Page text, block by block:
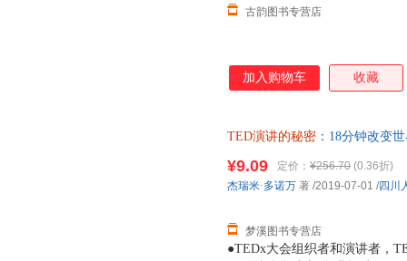
古韵图书专营店
加入购物车 收藏
TED演讲的秘密 ：18分钟改变
●TEDx大会组织者和演讲者，
¥9.09 定价： ¥256.70 (0.36折)
梦溪图书专营店
杰瑞米·多诺万 著 /2019-07-01 /四川